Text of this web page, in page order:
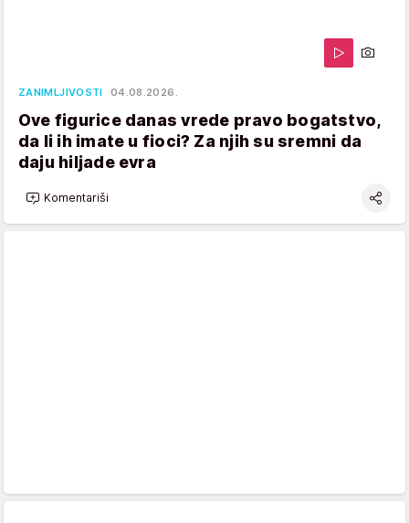
ZANIMLJIVOSTI 04.08.2026.
Ove figurice danas vrede pravo bogatstvo,
da li ih imate u fioci? Za njih su sremni da
daju hiljade evra
Komentariši